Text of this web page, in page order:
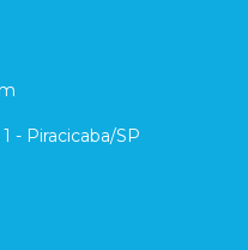
- Piracicaba/SP